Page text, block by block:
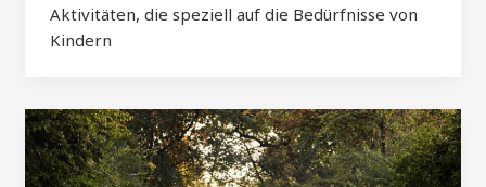
Aktivitäten, die speziell auf die Bedürfnisse von
Kindern